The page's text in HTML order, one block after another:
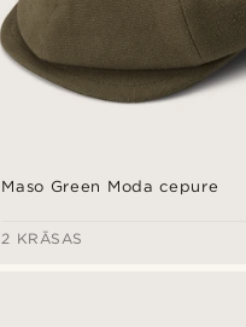
Maso Green Moda cepure
2 KRĀSAS